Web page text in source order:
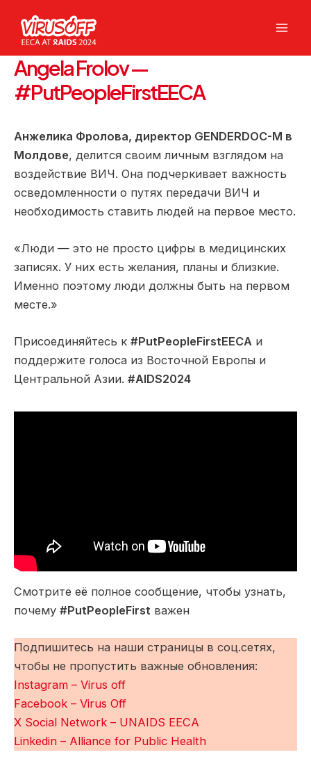
содержимому
Angela Frolov —
#PutPeopleFirstEECA
Анжелика Фролова, директор GENDERDOC-M в
Молдове, делится своим личным взглядом на
воздействие ВИЧ. Она подчеркивает важность
осведомленности о путях передачи ВИЧ и
необходимость ставить людей на первое место.
«Люди — это не просто цифры в медицинских
записях. У них есть желания, планы и близкие.
Именно поэтому люди должны быть на первом
месте.»
Присоединяйтесь к #PutPeopleFirstEECA и
поддержите голоса из Восточной Европы и
Центральной Азии. #AIDS2024
Смотрите её полное сообщение, чтобы узнать,
почему #PutPeopleFirst важен
Подпишитесь на наши страницы в соц.сетях,
чтобы не пропустить важные обновления:
Instagram – Virus off
Facebook – Virus Off
X Social Network – UNAIDS EECA
Linkedin – Alliance for Public Health